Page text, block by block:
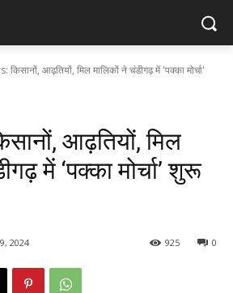
किसानों, आढ़तियों, मिल मालिकों ने चंडीगढ़ में 'पक्का मोर्चा'
आढ़तियों, मिल
में ‘पक्का मोर्चा’ शुरू
2024 0
925